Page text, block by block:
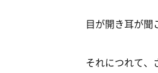
目が開き耳が聞
それにつれて、